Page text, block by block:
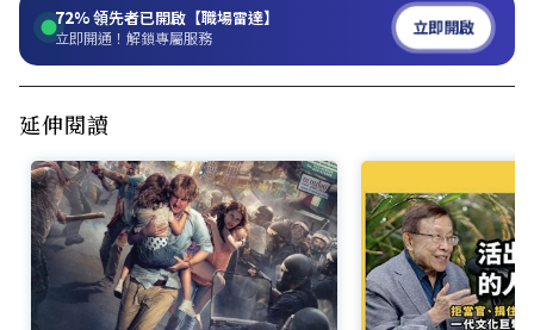
72%領先者已開啟【職場雷達】
立即開通！解鎖專屬服務 立即開啟
延伸閱讀